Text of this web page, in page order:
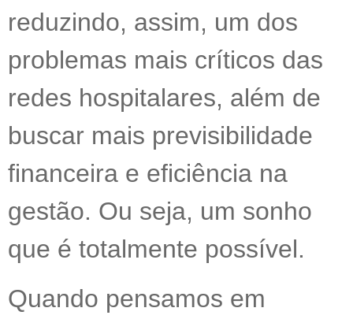
reduzindo, assim, um dos
problemas mais críticos das
redes hospitalares, além de
buscar mais previsibilidade
financeira e eficiência na
gestão. Ou seja, um sonho
que é totalmente possível.
Quando pensamos em